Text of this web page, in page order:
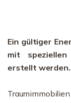
Ein gültiger
mit speziellen
erstellt werden.